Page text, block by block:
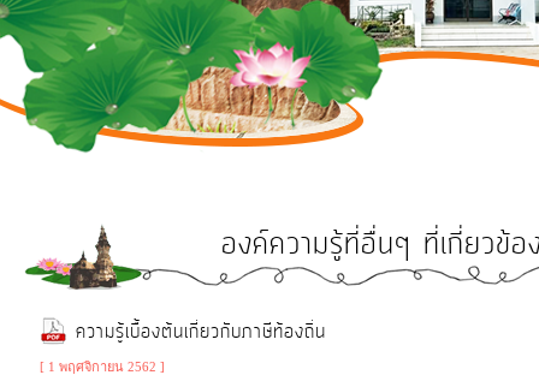
รายงาน
ผล
การ
ดำเนิน
งาน
ข้อมูล
การ
เงิน-
องค์ความรู้ที่อื่นๆ ที่เกี่ยวข้
ความรู้เบื้องต้นเกี่ยวกับภาษีท้องถิ่น
[ 1 พฤศจิกายน 2562 ]